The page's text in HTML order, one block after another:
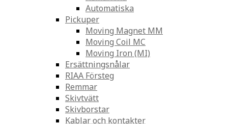
Automatiska
Pickuper
Moving Magnet MM
Moving Coil MC
Moving Iron (MI)
Ersättningsnålar
RIAA Försteg
Remmar
Skivtvätt
Skivborstar
Kablar och kontakter